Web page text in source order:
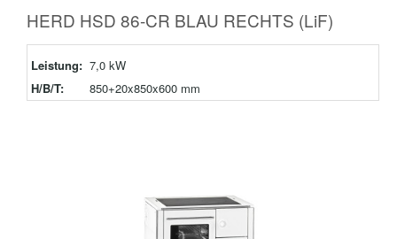
HERD HSD 86-CR BLAU RECHTS (LiF)
Leistung: 7,0 kW
H/B/T:
850+20x850x600 mm